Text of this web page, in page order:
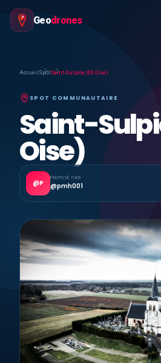
Geodrones
Accueil SpotSaint-Sulpice (60 Oise)
SPOT COMMUNAUTAIRE
Saint-
Oise)
@P
PROPOSÉ PAR
@pmh001